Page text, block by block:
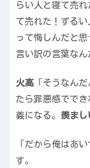
らい人と寝て売
て売れた！ずる
って悔しんだと
言い訳の言葉なん
火高「そうなんだ
たら罪悪感でで
義になる。 羨まし
「だから俺はあ
す。